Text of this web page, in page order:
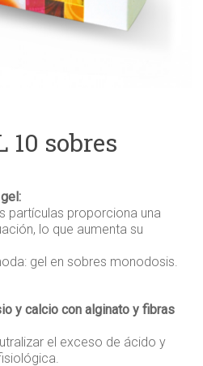
10 sobres
partículas proporciona una
lo que aumenta su
gel en sobres monodosis.
y calcio con alginato y fibras
el exceso de ácido y